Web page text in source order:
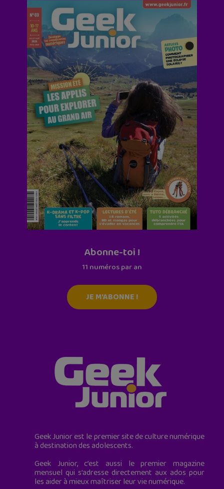
Abonne-toi !
11 numéros par an
JE M'ABONNE !
Geek Junior est le premier site de culture numérique
à destination des adolescents.
Geek Junior, c’est aussi le premier magazine
mensuel qui s’adresse directement aux ados pour
les aider à mieux maîtriser leur vie numérique.